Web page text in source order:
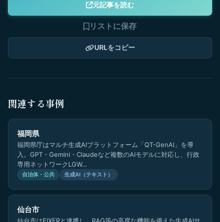
元記事を読む
リストに保存
URLをコピー
関連する事例
福岡県
福岡県庁はマルチ生成AIプラットフォーム「QT-GenAI」を導
入。GPT・Gemini・Claudeなど複数のAIモデルに対応し、行政
専用ネットワークLGW…
自治体・公共 生成AI（テキスト）
仙台市